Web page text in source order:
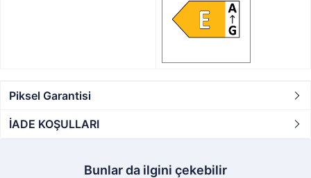
Piksel Garantisi
İADE KOŞULLARI
Bunlar da ilgini çekebilir